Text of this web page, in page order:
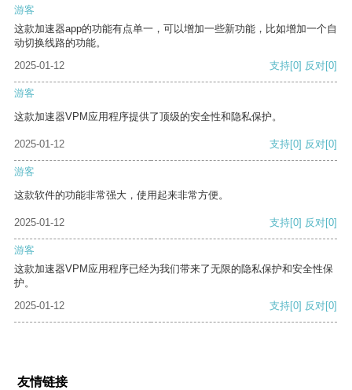
游客
这款加速器app的功能有点单一，可以增加一些新功能，比如增加一个自
动切换线路的功能。
2025-01-12
支持[0] 反对[0]
游客
这款加速器VPM应用程序提供了顶级的安全性和隐私保护。
2025-01-12 支持[0] 反对[0]
游客
这款软件的功能非常强大，使用起来非常方便。
2025-01-12 支持[0] 反对[0]
游客
这款加速器VPM应用程序已经为我们带来了无限的隐私保护和安全性保
护。
2025-01-12
支持[0] 反对[0]
友情链接